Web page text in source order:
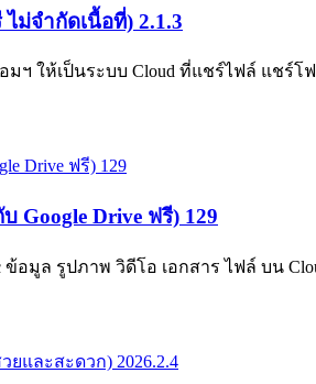
ม่จำกัดเนื้อที่) 2.1.3
มฯ ให้เป็นระบบ Cloud ที่แชร์ไฟล์ แชร์
Google Drive ฟรี) 129
ข้อมูล รูปภาพ วิดีโอ เอกสาร ไฟล์ บน